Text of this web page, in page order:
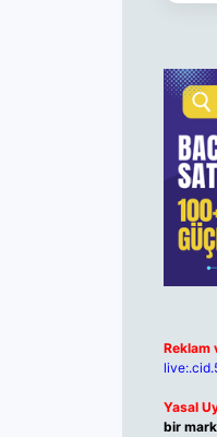
Reklam
Yasal
bir